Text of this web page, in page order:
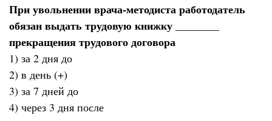
При увольнении врача-методиста работодатель
обязан выдать трудовую книжку ________
прекращения трудового договора
1) за 2 дня до
2) в день (+)
3) за 7 дней до
4) через 3 дня после